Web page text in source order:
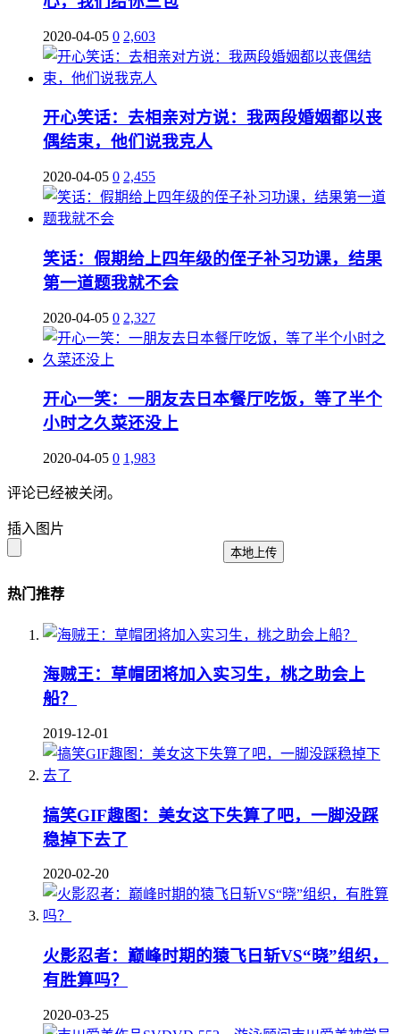
2020-04-05 0 2,603
开心笑话：去相亲对方说：我两段婚姻都以丧
偶结束，他们说我克人
2020-04-05 0 2,455
笑话：假期给上四年级的侄子补习功课，结果
第一道题我就不会
2020-04-05 0 2,327
开心一笑：一朋友去日本餐厅吃饭，等了半个
小时之久菜还没上
2020-04-05 0 1,983
评论已经被关闭。
插入图片
本地上传
热门推荐
海贼王：草帽团将加入实习生，桃之助会上
船？
2019-12-01
搞笑GIF趣图：美女这下失算了吧，一脚没踩
稳掉下去了
2020-02-20
火影忍者：巅峰时期的猿飞日斩VS“晓”组织，
有胜算吗？
2020-03-25